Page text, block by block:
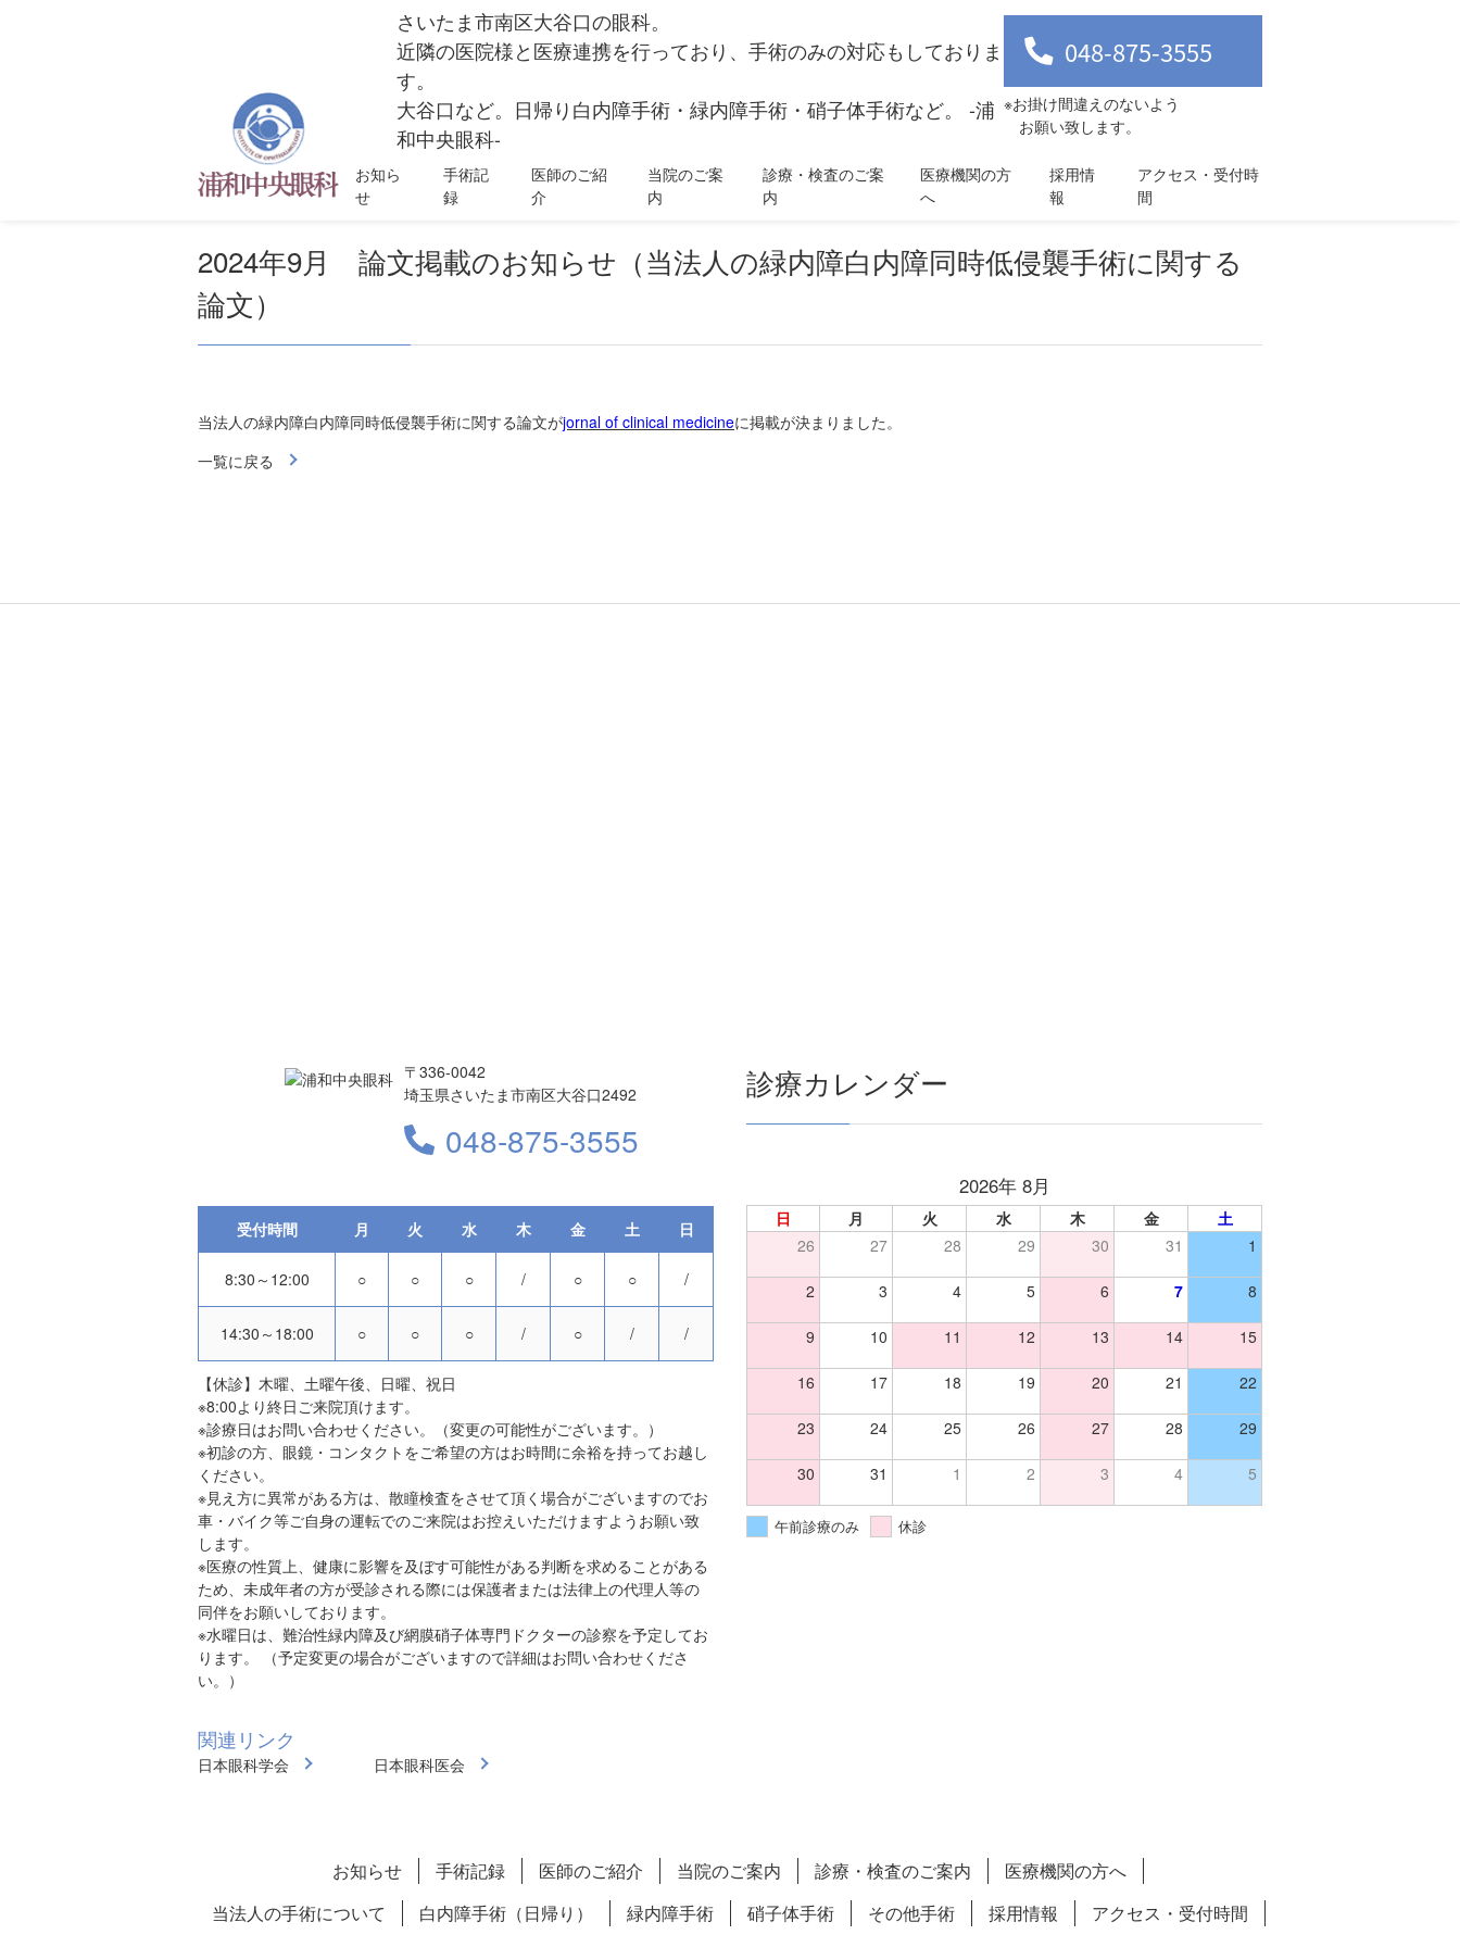
さいたま市南区大谷口の眼科。
近隣の医院様と医療連携を行っており、手術のみの対応もしておりま
す。
大谷口など。日帰り白内障手術・緑内障手術・硝子体手術など。 -浦
和中央眼科-
048-875-3555
※お掛け間違えのないよう
お願い致します。
お知ら
せ
手術記
録
医師のご紹
介
当院のご案
内
診療・検査のご案
内
医療機関の方
へ
採用情
報
アクセス・受付時
間
2024年9月 論文掲載のお知らせ（当法人の緑内障白内障同時低侵襲手術に関する
論文）
当法人の緑内障白内障同時低侵襲手術に関する論文がjornal of clinical medicineに掲載が決まりました。
一覧に戻る
〒336-0042
埼玉県さいたま市南区大谷口2492
048-875-3555
受付時間 月 火 水 木 金 土 日
8:30～12:00 ○ ○ ○ / ○ ○ /
14:30～18:00 ○ ○ ○ / ○ / /
【休診】木曜、土曜午後、日曜、祝日
※8:00より終日ご来院頂けます。
※診療日はお問い合わせください。（変更の可能性がございます。）
※初診の方、眼鏡・コンタクトをご希望の方はお時間に余裕を持ってお越し
ください。
※見え方に異常がある方は、散瞳検査をさせて頂く場合がございますのでお
車・バイク等ご自身の運転でのご来院はお控えいただけますようお願い致
します。
※医療の性質上、健康に影響を及ぼす可能性がある判断を求めることがある
ため、未成年者の方が受診される際には保護者または法律上の代理人等の
同伴をお願いしております。
※水曜日は、難治性緑内障及び網膜硝子体専門ドクターの診察を予定してお
ります。 （予定変更の場合がございますので詳細はお問い合わせくださ
い。）
関連リンク
日本眼科学会 日本眼科医会
診療カレンダー
2026年 8月
日 月 火 水 木 金
土
26
27 28 29 30 31 1
2 3 4 5 6 7 8
9 10 11 12 13 14 15
16 17 18 19 20 21 22
23 24 25 26 27 28 29
30 31 1 2 3 4 5
午前診療のみ 休診
お知らせ 手術記録 医師のご紹介 当院のご案内 診療・検査のご案内
医療機関の方へ
当法人の手術について
白内障手術（日帰り） 緑内障手術 硝子体手術 その他手術 採用情報 アクセス・受付時間